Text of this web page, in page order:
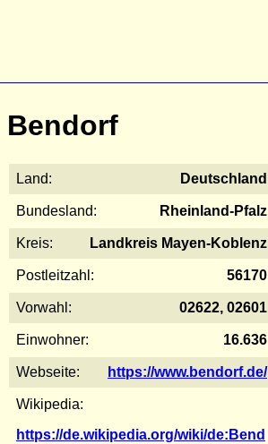
Bendorf
Land: Deutschland
Bundesland: Rheinland-Pfalz
Kreis: Landkreis Mayen-Koblenz
Postleitzahl: 56170
Vorwahl: 02622, 02601
Einwohner: 16.636
Webseite: https://www.bendorf.de/
Wikipedia:
https://de.wikipedia.org/wiki/de:Bend